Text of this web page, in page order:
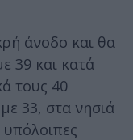
άνοδο και θα
39 και κατά
τους 40
33, στα νησιά
υπόλοιπες